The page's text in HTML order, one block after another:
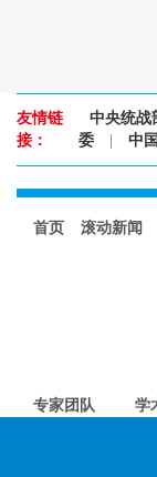
友情链
接：
中央统战
委
中
首页 滚动新闻
专家团队 学